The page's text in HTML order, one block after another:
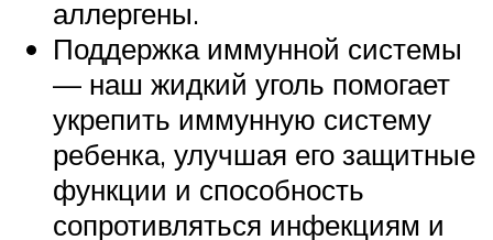
аллергены.
Поддержка иммунной системы
— наш жидкий уголь помогает
укрепить иммунную систему
ребенка, улучшая его защитные
функции и способность
сопротивляться инфекциям и